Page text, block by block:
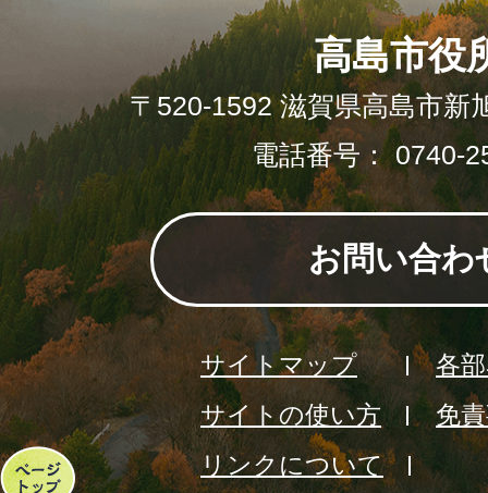
ペ
高島市役
〒520-1592 滋賀県高島市新
電話番号： 0740-
お問い合わ
サイトマップ
各
サイトの使い方
免
リンクについて